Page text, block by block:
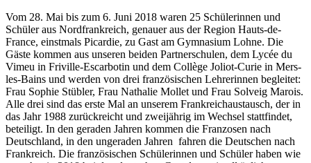
Vom 28. Mai bis zum 6. Juni 2018 waren 25 Schülerinnen und
Schüler aus Nordfrankreich, genauer aus der Region Hauts-de-
France, einstmals Picardie, zu Gast am Gymnasium Lohne. Die
Gäste kommen aus unseren beiden Partnerschulen, dem Lycée du
Vimeu in Friville-Escarbotin und dem Collège Joliot-Curie in Mers-
les-Bains und werden von drei französischen Lehrerinnen begleitet:
Frau Sophie Stübler, Frau Nathalie Mollet und Frau Solveig Marois.
Alle drei sind das erste Mal an unserem Frankreichaustausch, der in
das Jahr 1988 zurückreicht und zweijährig im Wechsel stattfindet,
beteiligt. In den geraden Jahren kommen die Franzosen nach
Deutschland, in den ungeraden Jahren fahren die Deutschen nach
Frankreich. Die französischen Schülerinnen und Schüler haben wie